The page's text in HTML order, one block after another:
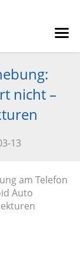
nicht –
13
am Telefon
Auto